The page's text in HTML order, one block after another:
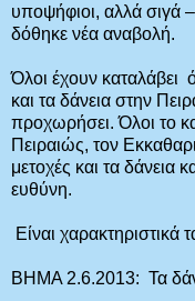
υποψήφιοι, αλλά
δόθηκε νέα αναβολή.
Όλοι έχουν καταλάβει
και τα δάνεια στην
προχωρήσει. Όλοι το
Πειραιώς, τον
μετοχές και τα δάνεια
ευθύνη.
Είναι χαρακτηριστικά
ΒΗΜΑ 2.6.2013: Τα